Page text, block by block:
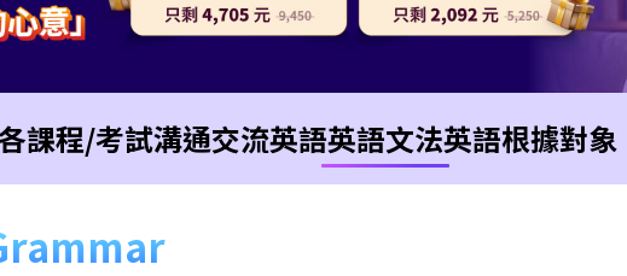
課程/考試溝通交流英語英語文法英語根據對象